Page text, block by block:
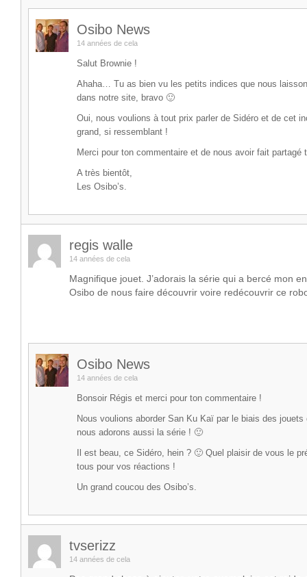
Osibo News
14 années de cela
Salut Brownie !
Ahaha… Tu as bien vu les petits indices que nous
dans notre site, bravo 🙂
Oui, nous voulions à tout prix parler de Sidéro et de cet
grand, si ressemblant !
Merci pour ton commentaire et de nous avoir fait partagé
A très bientôt,
Les Osibo’s.
regis walle
14 années de cela
Magnifique jouet. J’adorais la série qui a bercé mon
Osibo de nous faire découvrir voire redécouvrir ce
Osibo News
14 années de cela
Bonsoir Régis et merci pour ton commentaire !
Nous voulions aborder San Ku Kaï par le biais des
nous adorons aussi la série ! 🙂
Il est beau, ce Sidéro, hein ? 🙂 Quel plaisir de vous le
tous pour vos réactions !
Un grand coucou des Osibo’s.
tvserizz
14 années de cela